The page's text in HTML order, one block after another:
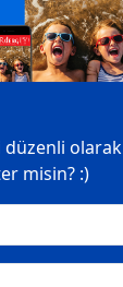
düzenli olarak
misin? :)